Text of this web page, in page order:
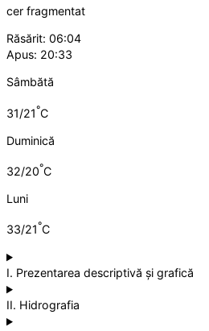
cer fragmentat
Răsărit: 06:04
Apus: 20:33
Sâmbătă
31/21°C
Duminică
32/20°C
Luni
33/21°C
I. Prezentarea descriptivă și grafică
II. Hidrografia